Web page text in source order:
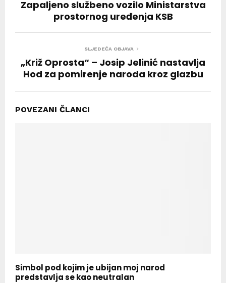
Zapaljeno službeno vozilo Ministarstva
prostornog uređenja KSB
SLJEDEĆA OBJAVA
„Križ Oprosta“ – Josip Jelinić nastavlja
Hod za pomirenje naroda kroz glazbu
POVEZANI ČLANCI
Simbol pod kojim je ubijan moj narod
predstavlja se kao neutralan